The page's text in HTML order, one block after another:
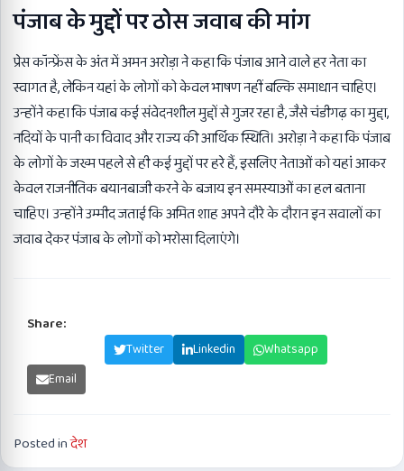
पंजाब के मुद्दों पर ठोस जवाब की मांग
प्रेस कॉन्फ्रेंस के अंत में अमन अरोड़ा ने कहा कि पंजाब आने वाले हर नेता का
स्वागत है, लेकिन यहां के लोगों को केवल भाषण नहीं बल्कि समाधान चाहिए।
उन्होंने कहा कि पंजाब कई संवेदनशील मुद्दों से गुजर रहा है, जैसे चंडीगढ़ का मुद्दा,
नदियों के पानी का विवाद और राज्य की आर्थिक स्थिति। अरोड़ा ने कहा कि पंजाब
के लोगों के जख्म पहले से ही कई मुद्दों पर हरे हैं, इसलिए नेताओं को यहां आकर
केवल राजनीतिक बयानबाजी करने के बजाय इन समस्याओं का हल बताना
चाहिए। उन्होंने उम्मीद जताई कि अमित शाह अपने दौरे के दौरान इन सवालों का
जवाब देकर पंजाब के लोगों को भरोसा दिलाएंगे।
Share:
Twitter Linkedin
Whatsapp
Email
Posted inदेश